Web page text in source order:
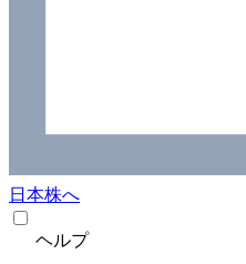
日本株へ
ヘルプ